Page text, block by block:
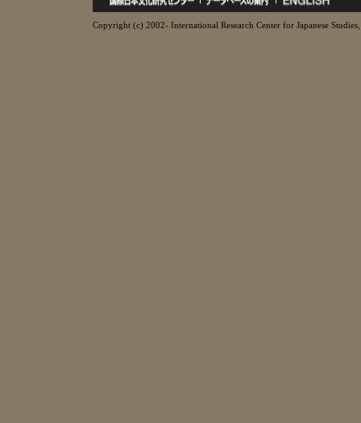
Copyright (c) 2002- International Research Center for Japanese